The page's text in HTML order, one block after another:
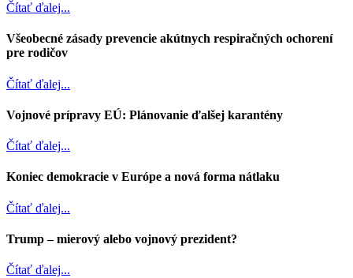
Čítať ďalej...
Všeobecné zásady prevencie akútnych respiračných ochorení
pre rodičov
Čítať ďalej...
Vojnové prípravy EÚ: Plánovanie ďalšej karantény
Čítať ďalej...
Koniec demokracie v Európe a nová forma nátlaku
Čítať ďalej...
Trump – mierový alebo vojnový prezident?
Čítať ďalej...